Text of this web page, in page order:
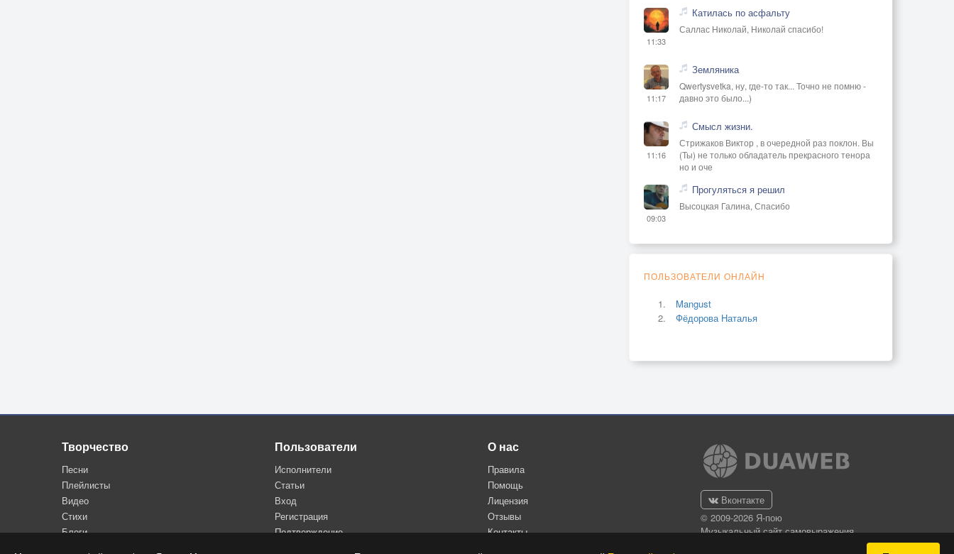
11:33
Катилась по асфальту
Саллас Николай, Николай спасибо!
11:17
Земляника
Qwertysvetka, ну, где-то так... Точно не помню -
давно это было...)
11:16
Смысл жизни.
Стрижаков Виктор , в очередной раз поклон. Вы
(Ты) не только обладатель прекрасного тенора
но и оче
09:03
Прогуляться я решил
Высоцкая Галина, Спасибо
ПОЛЬЗОВАТЕЛИ ОНЛАЙН
Mangust
Фёдорова Наталья
Творчество
Песни
Плейлисты
Видео
Стихи
Блоги
Пользователи
Исполнители
Статьи
Вход
Регистрация
Подтверждение
О нас
Правила
Помощь
Лицензия
Отзывы
Контакты
Вконтакте
© 2009-2026 Я-пою
Музыкальный сайт самовыражения